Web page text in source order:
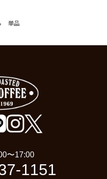
単品
〜17:00
1151